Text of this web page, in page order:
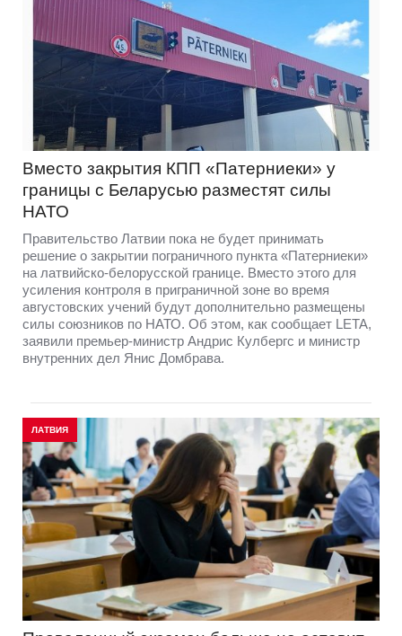
Вместо закрытия КПП «Патерниеки» у
границы с Беларусью разместят силы
НАТО
Правительство Латвии пока не будет принимать
решение о закрытии пограничного пункта «Патерниеки»
на латвийско-белорусской границе. Вместо этого для
усиления контроля в приграничной зоне во время
августовских учений будут дополнительно размещены
силы союзников по НАТО. Об этом, как сообщает LETA,
заявили премьер-министр Андрис Кулбергс и министр
внутренних дел Янис Домбрава.
ЛАТВИЯ